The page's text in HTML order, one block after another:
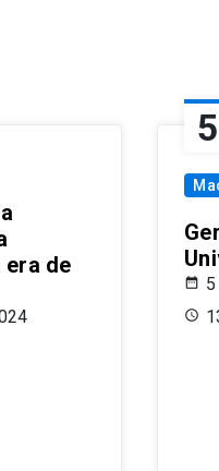
era de
5